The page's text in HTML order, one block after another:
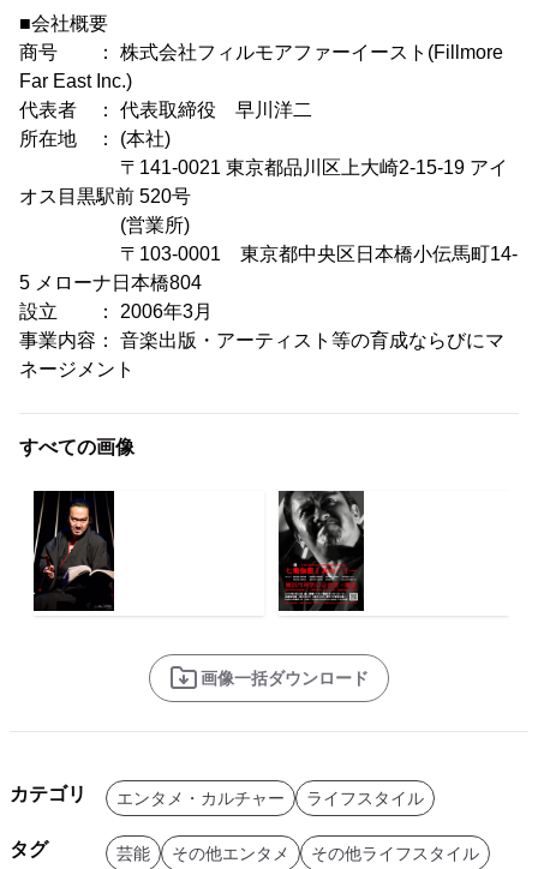
■会社概要
商号 ： 株式会社フィルモアファーイースト(Fillmore
Far East Inc.)
代表者 ： 代表取締役 早川洋二
所在地 ： (本社)
〒141-0021 東京都品川区上大崎2-15-19 アイ
オス目黒駅前 520号
(営業所)
〒103-0001 東京都中央区日本橋小伝馬町14-
5 メローナ日本橋804
設立 ： 2006年3月
事業内容： 音楽出版・アーティスト等の育成ならびにマ
ネージメント
すべての画像
画像一括ダウンロード
カテゴリ エンタメ・カルチャー ライフスタイル
タグ 芸能 その他エンタメ その他ライフスタイル